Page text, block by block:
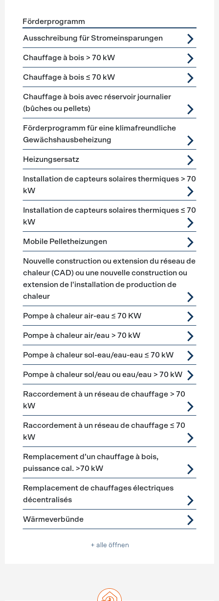
Förderprogramme Wärmeerzeugung
Förderprogramm
Ausschreibung für Stromeinsparungen
Chauffage à bois > 70 kW
Chauffage à bois ≤ 70 kW
Chauffage à bois avec réservoir journalier
(bûches ou pellets)
Förderprogramm für eine klimafreundliche
Gewächshausbeheizung
Heizungsersatz
Installation de capteurs solaires thermiques > 70
kW
Installation de capteurs solaires thermiques ≤ 70
kW
Mobile Pelletheizungen
Nouvelle construction ou extension du réseau de
chaleur (CAD) ou une nouvelle construction ou
extension de l'installation de production de
chaleur
Pompe à chaleur air-eau ≤ 70 KW
Pompe à chaleur air/eau > 70 kW
Pompe à chaleur sol-eau/eau-eau ≤ 70 kW
Pompe à chaleur sol/eau ou eau/eau > 70 kW
Raccordement à un réseau de chauffage > 70
kW
Raccordement à un réseau de chauffage ≤ 70
kW
Remplacement d’un chauffage à bois,
puissance cal. >70 kW
Remplacement de chauffages électriques
décentralisés
Wärmeverbünde
+ alle öffnen